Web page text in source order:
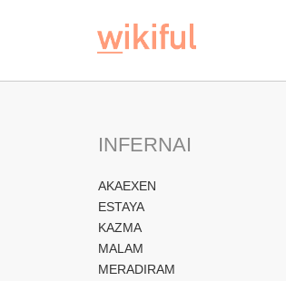
INFERNAI
AKAEXEN
ESTAYA
KAZMA
MALAM
MERADIRAM